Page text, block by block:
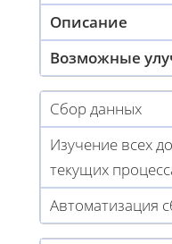
Описание
Возможные
Сбор данных
Изучение всех
текущих
Автоматизация